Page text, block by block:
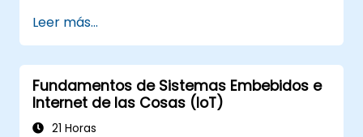
en dispositivos edge para aplicaciones
IoT.
Implementar el procesamiento de datos
en tiempo real y la toma de decisiones en
sistemas IoT.
Integrar Edge AI con diversos protocolos
Leer más...
Fundamentos de Sistemas Embebidos e
Internet de las Cosas (IoT)
21 Horas